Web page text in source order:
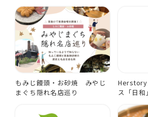
もみじ饅頭・お砂焼 みやじ
まぐち隠れ名店巡り
Herstory
ス「日和」